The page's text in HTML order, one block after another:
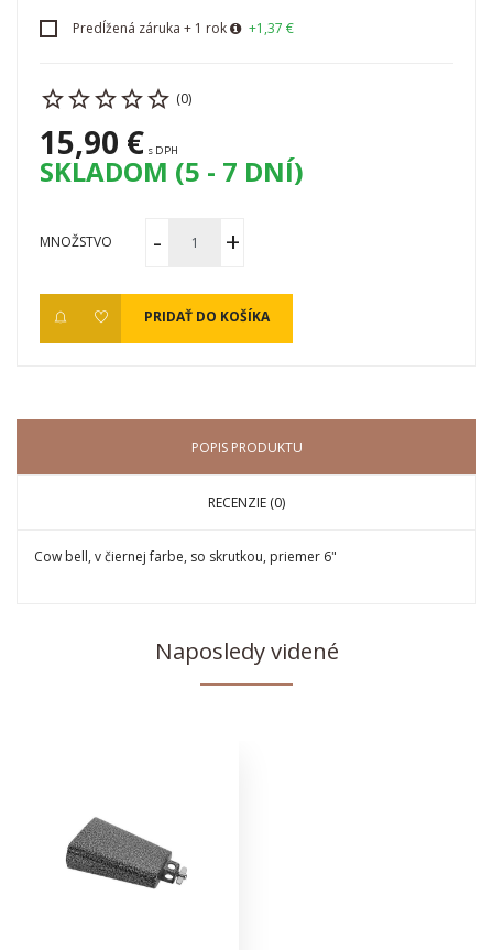
Predĺžená záruka + 1 rok +1,37 €
(0)
15,90 € s DPH
SKLADOM (5 - 7 DNÍ)
MNOŽSTVO
PRIDAŤ DO KOŠÍKA
POPIS PRODUKTU
RECENZIE (0)
Cow bell, v čiernej farbe, so skrutkou, priemer 6"
Naposledy videné